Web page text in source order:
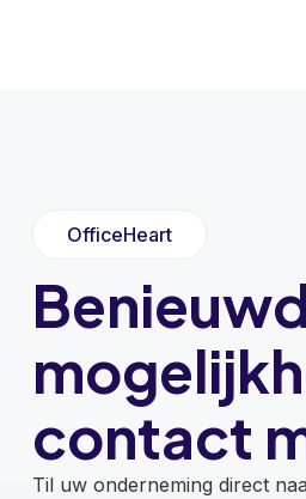
OfficeHeart
contact
Til uw onderneming direct